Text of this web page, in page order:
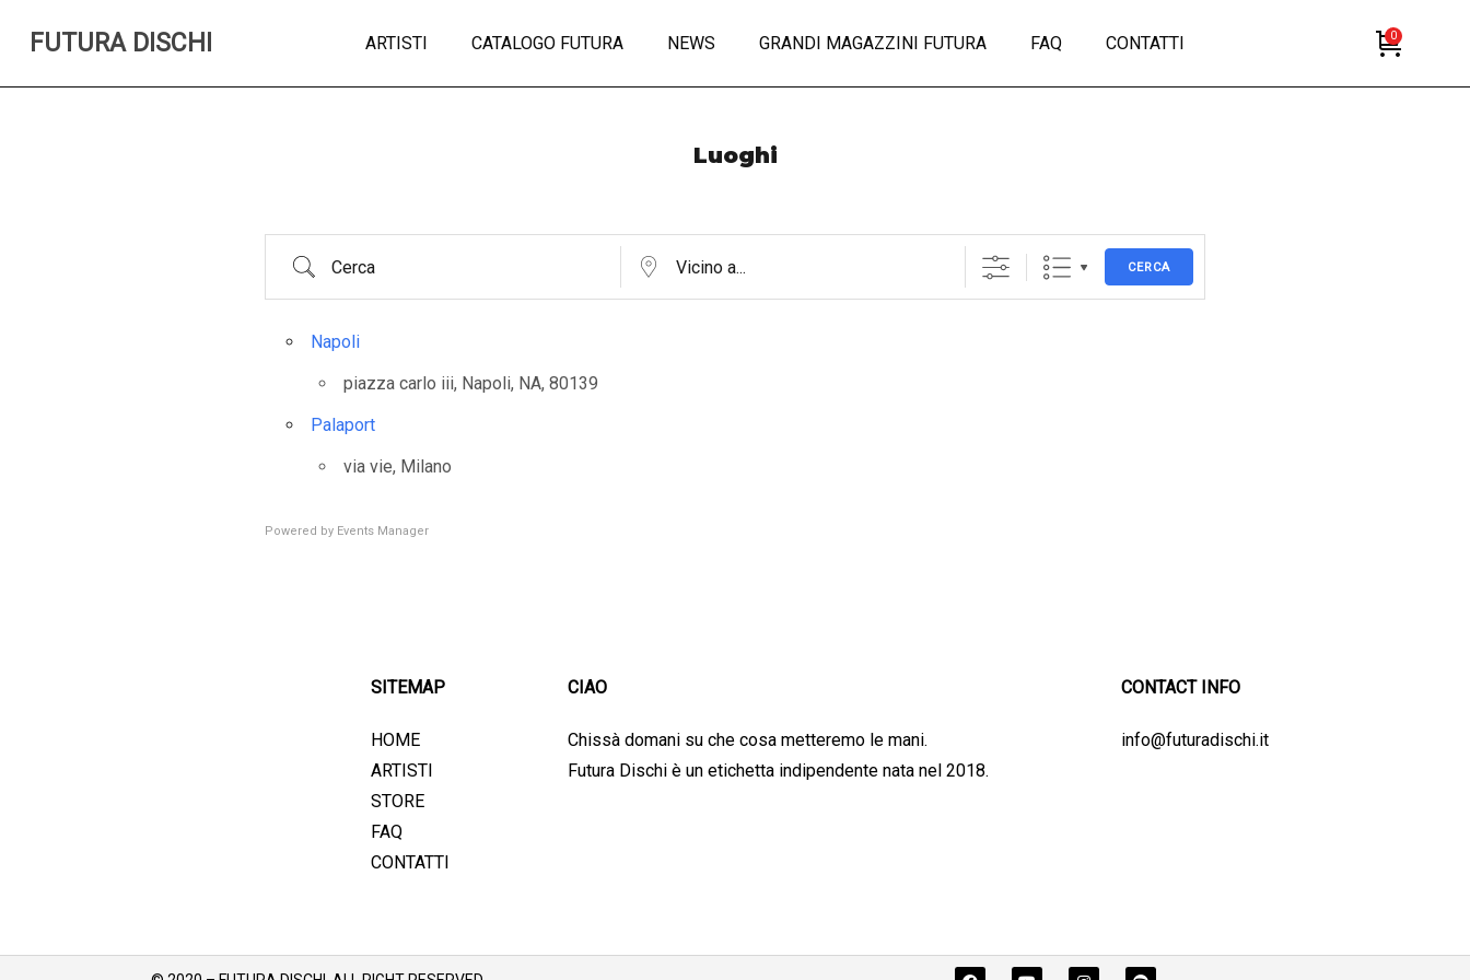
FUTURA DISCHI ARTISTI CATALOGO FUTURA NEWS GRANDI MAGAZZINI FUTURA FAQ CONTATTI 0
Luoghi
CERCA
Napoli
piazza carlo iii, Napoli, NA, 80139
Palaport
via vie, Milano
Powered by Events Manager
SITEMAP
HOME
ARTISTI
STORE
FAQ
CONTATTI
CIAO
Chissà domani su che cosa metteremo le mani.
Futura Dischi è un etichetta indipendente nata nel 2018.
CONTACT INFO
info@futuradischi.it